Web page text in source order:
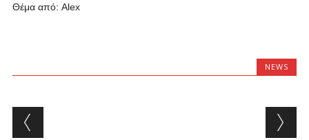
Θέμα από: Alex
NEWS
Post navigation